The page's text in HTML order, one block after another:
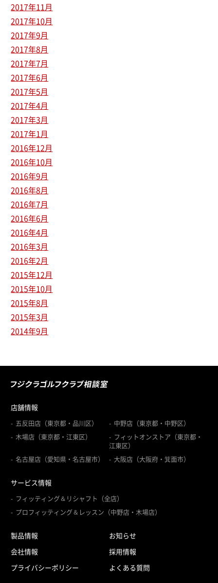
2017年11月
2017年10月
2017年9月
2017年8月
2017年7月
2017年6月
2017年5月
2017年4月
2017年3月
2017年1月
2016年12月
2016年10月
2016年9月
2016年8月
2016年7月
2016年6月
2016年4月
2016年3月
2016年2月
2015年12月
2015年10月
2015年8月
2015年3月
2014年9月
店舗情報
五反田店（東京都・品川区）
中野店（東京都・中野区）
木場店（東京都・江東区）
フィットオンストア（東京都・
江東区）
名古屋店（愛知県・名古屋市）
大阪店（大阪府・箕面市）
サービス情報
フィッティング＆リシャフト（全店）
プロフィッティング＆レッスン（中野店・木場店）
製品情報
お知らせ
会社情報
採用情報
プライバシーポリシー
よくある質問